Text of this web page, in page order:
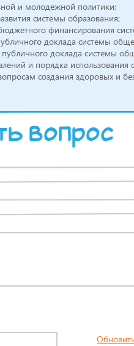
и молодежной политики;
системы образования;
финансирования
доклада системы
доклада системы
и порядка
создания здоровых и
вопрос